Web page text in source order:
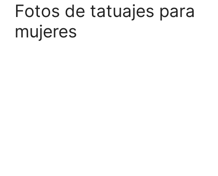
Fotos de tatuajes para
mujeres